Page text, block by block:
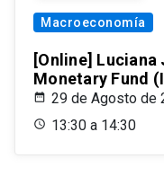
Macroeconomía
[Online] Luciana
Monetary Fund
29 de Agosto de
13:30 a 14:30